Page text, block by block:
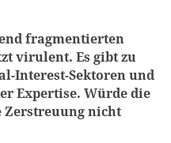
fragmentierten
virulent. Es gibt zu
Interest-Sektoren und
Expertise. Würde die
Zerstreuung nicht